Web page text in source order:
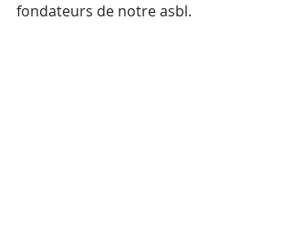
fondateurs de notre asbl.